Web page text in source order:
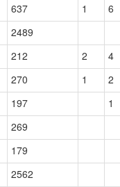
637 1 6
2489
212 2 4
270 1 2
197 1
269
179
2562